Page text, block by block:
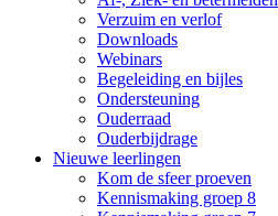
Verzuim en verlof
Downloads
Webinars
Begeleiding en bijles
Ondersteuning
Ouderraad
Ouderbijdrage
Nieuwe leerlingen
Kom de sfeer proeven
Kennismaking groep 8